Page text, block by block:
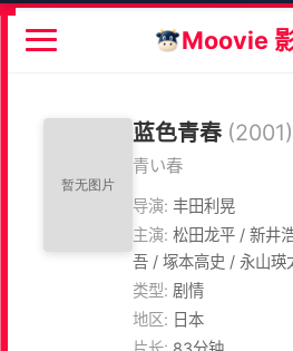
Moovie
蓝色青春 (2001)
青い春
导演: 丰田利晃
主演: 松田龙平 / 新井
吾 / 塚本高史 / 永山瑛
类型: 剧情
地区: 日本